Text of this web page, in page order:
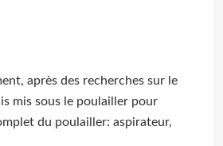
après des recherches sur le
mis sous le poulailler pour
du poulailler: aspirateur,